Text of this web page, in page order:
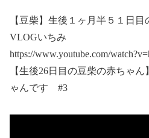
【豆柴】生後１ヶ月半５１日目
VLOGいちみ
https://www.youtube.com/
【生後26日目の豆柴の赤ちゃ
ゃんです #3